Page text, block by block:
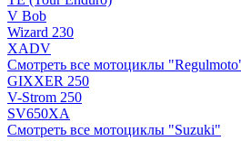
V Bob
Wizard 230
XADV
Смотреть все мотоциклы
GIXXER 250
V-Strom 250
SV650XA
Смотреть все мотоциклы "Suzuki"